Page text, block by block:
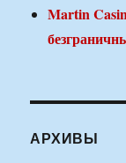
Martin
АРХИВЫ